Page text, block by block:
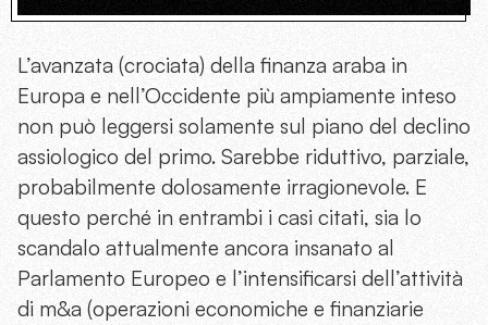
L’avanzata (crociata) della finanza araba in
Europa e nell’Occidente più ampiamente inteso
non può leggersi solamente sul piano del declino
assiologico del primo. Sarebbe riduttivo, parziale,
probabilmente dolosamente irragionevole. E
questo perché in entrambi i casi citati, sia lo
scandalo attualmente ancora insanato al
Parlamento Europeo e l’intensificarsi dell’attività
di m&a (operazioni economiche e finanziarie